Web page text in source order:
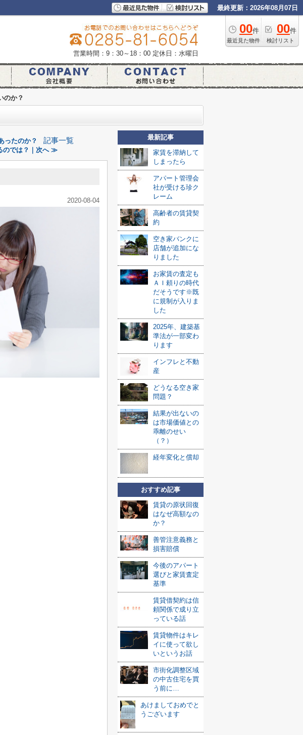
最終更新：2026年08月07日
00件
最近見た物件
00件
検討リスト
営業時間：9：30～18：00 定休日：水曜日
のか？
ったのか？ 記事一覧
のでは？｜次へ ≫
2020-08-04
最新記事
家賃を滞納して
しまったら
アパート管理会
社が受ける珍ク
レーム
高齢者の賃貸契
約
空き家バンクに
店舗が追加にな
りました
お家賃の査定も
ＡＩ頼りの時代
だそうです※既
に規制が入りま
した
2025年、建築基
準法が一部変わ
ります
インフレと不動
産
どうなる空き家
問題？
結果が出ないの
は市場価値との
乖離のせい
（？）
経年変化と償却
おすすめ記事
賃貸の原状回復
はなぜ高額なの
か？
善管注意義務と
損害賠償
今後のアパート
選びと家賃査定
基準
賃貸借契約は信
頼関係で成り立
っている話
賃貸物件はキレ
イに使って欲し
いというお話
市街化調整区域
の中古住宅を買
う前に…
あけましておめでと
うございます